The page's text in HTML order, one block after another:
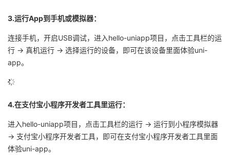
3.运行App到手机或模拟器：
连接手机，开启USB调试，进入hello-uniapp项目，点击工具栏的运
行 -> 真机运行 -> 选择运行的设备，即可在该设备里面体验uni-
app。
4.在支付宝小程序开发者工具里运行：
进入hello-uniapp项目，点击工具栏的运行 -> 运行到小程序模拟器
-> 支付宝小程序开发者工具，即可在支付宝小程序开发者工具里面
体验uni-app。